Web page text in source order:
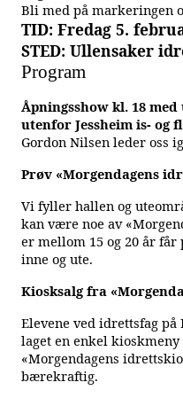
Bli med på markeringen
TID: Fredag 5.
STED: Ullensaker
Program
Åpningsshow kl. 18
utenfor Jessheim is- og
Gordon Nilsen leder oss
Prøv «Morgendagens
Vi fyller hallen og
kan være noe av
er mellom 15 og 20 år
inne og ute.
Kiosksalg fra
Elevene ved idrettsfag
laget en enkel
«Morgendagens
bærekraftig.